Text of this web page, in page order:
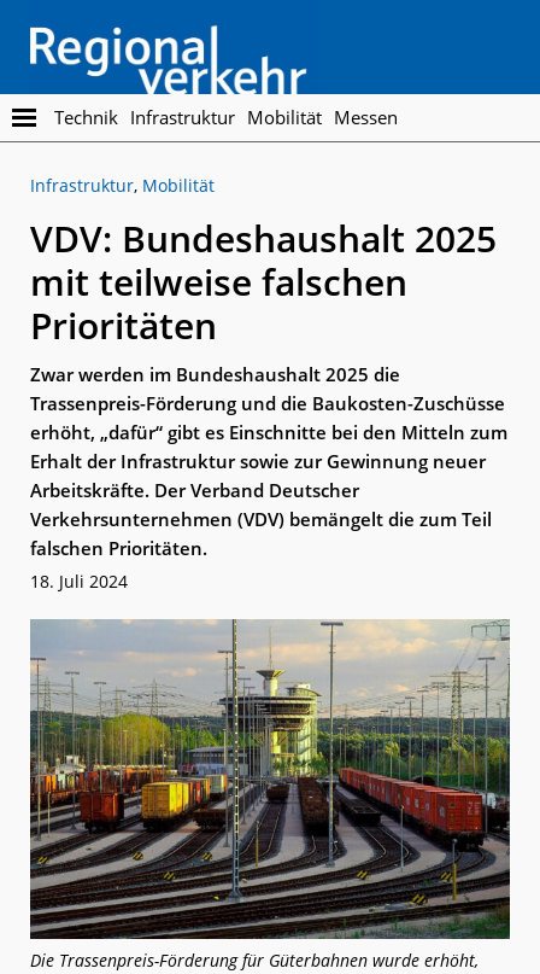
main
content
footer
Regionalverkehr
Die
Fachzeitschrift
den
Personennahverkehr
Technik Infrastruktur Mobilität Messen
Infrastruktur, Mobilität
VDV: Bundeshaushalt 2025
mit teilweise falschen
Prioritäten
Zwar werden im Bundeshaushalt 2025 die
Trassenpreis-Förderung und die Baukosten-Zuschüsse
erhöht, „dafür“ gibt es Einschnitte bei den Mitteln zum
Erhalt der Infrastruktur sowie zur Gewinnung neuer
Arbeitskräfte. Der Verband Deutscher
Verkehrsunternehmen (VDV) bemängelt die zum Teil
falschen Prioritäten.
18. Juli 2024
Die Trassenpreis-Förderung für Güterbahnen wurde erhöht,